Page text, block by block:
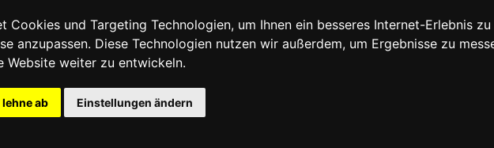
Cookies und Targeting Technologien, um Ihnen ein besseres Internet-Erlebnis
anzupassen. Diese Technologien nutzen wir außerdem, um Ergebnisse zu
Website weiter zu entwickeln.
lehne ab Einstellungen ändern
← Nächstältere Version
Artikel beschäftigt sich mit den praxisbezogenen Arbeiten zum Umbau eines
Mountainbikes zu einem Fixed Gear Fahrrad. Möglicherweise fragst Du Dich aber